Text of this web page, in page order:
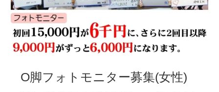
O脚フォトモニター募集(女性)